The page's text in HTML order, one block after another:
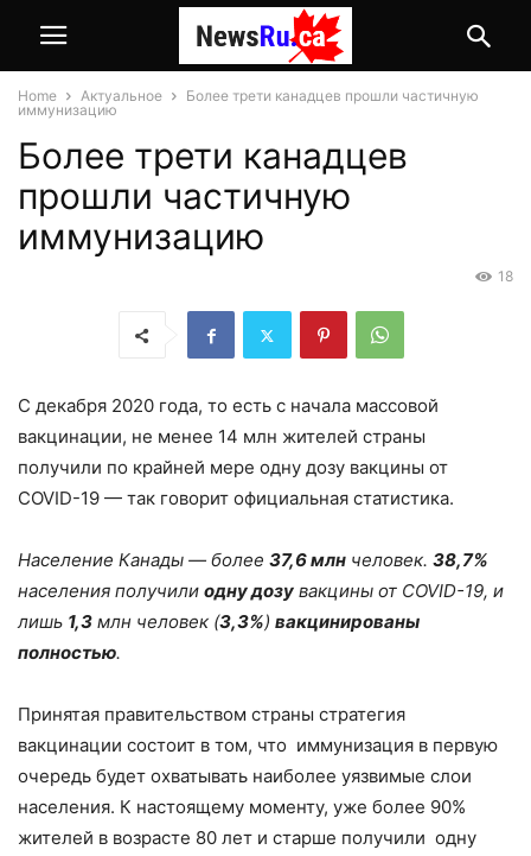
Home Актуальное
Более трети канадцев прошли частичную
иммунизацию
Более трети канадцев
прошли частичную
иммунизацию
18
С декабря 2020 года, то есть с начала массовой
вакцинации, не менее 14 млн жителей страны
получили по крайней мере одну дозу вакцины от
COVID-19 — так говорит официальная статистика.
Население Канады — более 37,6 млн человек. 38,7%
населения получили одну дозу вакцины от СOVID-19, и
лишь 1,3 млн человек (3,3%) вакцинированы
полностью.
Принятая правительством страны стратегия
вакцинации состоит в том, что иммунизация в первую
очередь будет охватывать наиболее уязвимые слои
населения. К настоящему моменту, уже более 90%
жителей в возрасте 80 лет и старше получили одну